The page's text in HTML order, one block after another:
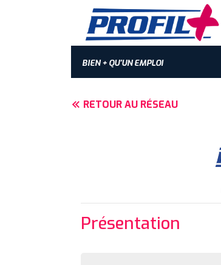
BIEN + QU'UN EMPLOI
RETOUR AU RÉSEAU
Présentation